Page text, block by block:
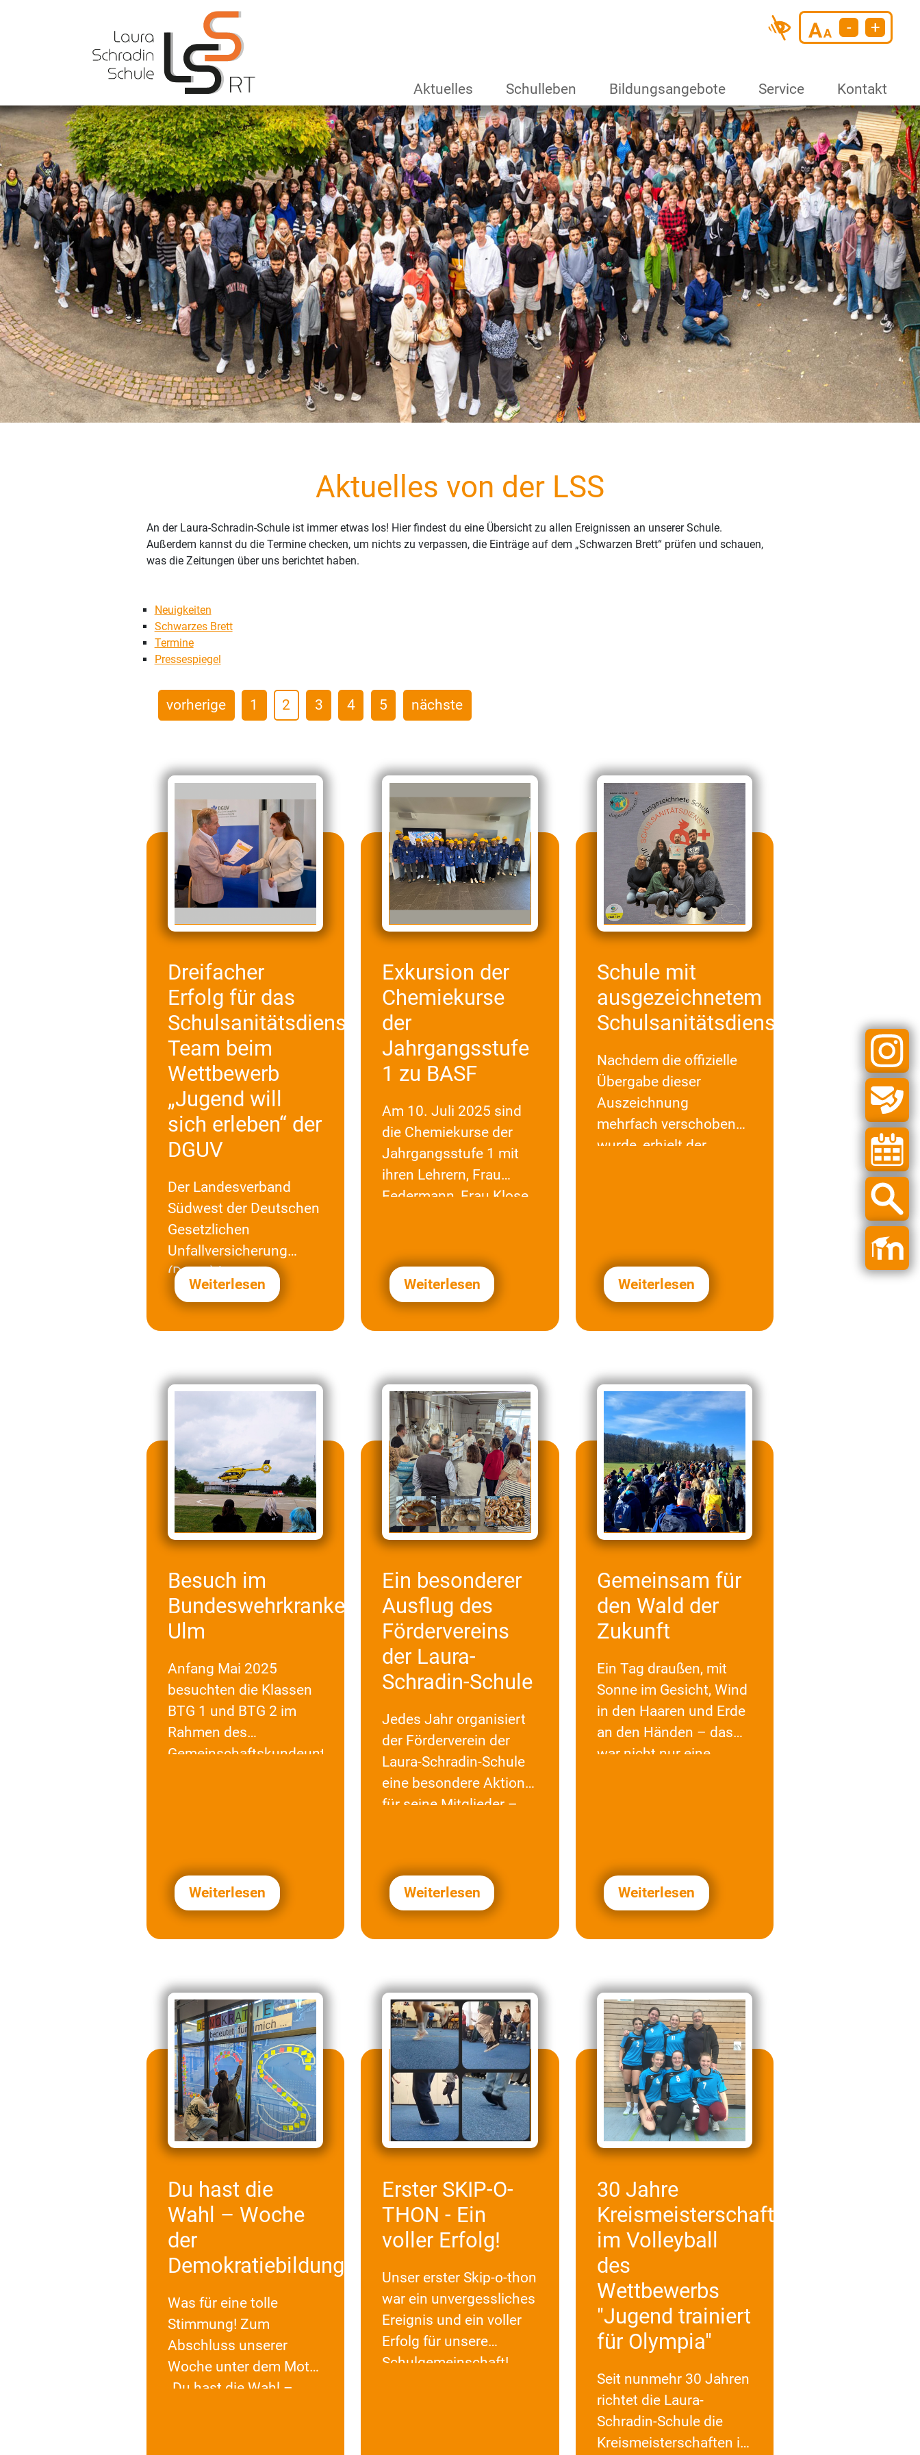
- +
Aktuelles Schulleben Bildungsangebote Service Kontakt
Previous Next
Aktuelles von der LSS
An der Laura-Schradin-Schule ist immer etwas los! Hier findest du eine Übersicht zu allen Ereignissen an unserer Schule.
Außerdem kannst du die Termine checken, um nichts zu verpassen, die Einträge auf dem „Schwarzen Brett“ prüfen und schauen,
was die Zeitungen über uns berichtet haben.
Neuigkeiten
Schwarzes Brett
Termine
Pressespiegel
vorherige 1 2 3 4 5 nächste
Dreifacher
Erfolg für das
Schulsanitätsdienst-
Team beim
Wettbewerb
„Jugend will
sich erleben“ der
DGUV
Der Landesverband
Südwest der Deutschen
Gesetzlichen
Unfallversicherung
(DGUV) hat seine
Gewinnerinnen und
Gewinner aus Baden-
Württemberg der…
Weiterlesen
Exkursion der
Chemiekurse
der
Jahrgangsstufe
1 zu BASF
Am 10. Juli 2025 sind
die Chemiekurse der
Jahrgangsstufe 1 mit
ihren Lehrern, Frau
Federmann, Frau Klose
zur…
Weiterlesen
Schule mit
ausgezeichnetem
Schulsanitätsdienst
Nachdem die offizielle
Übergabe dieser
Auszeichnung
mehrfach verschoben
wurde, erhielt der
Weiterlesen
Besuch im
Bundeswehrkrankenhaus
Ulm
Anfang Mai 2025
besuchten die Klassen
BTG 1 und BTG 2 im
Rahmen des
Gemeinschaftskundeunterrichts
Weiterlesen
Ein besonderer
Ausflug des
Fördervereins
der Laura-
Schradin-Schule
Jedes Jahr organisiert
der Förderverein der
Laura-Schradin-Schule
eine besondere Aktion
für seine Mitglieder –
Weiterlesen
Gemeinsam für
den Wald der
Zukunft
Ein Tag draußen, mit
Sonne im Gesicht, Wind
in den Haaren und Erde
an den Händen – das
war nicht nur eine
Weiterlesen
Du hast die
Wahl – Woche
der
Demokratiebildung
Was für eine tolle
Stimmung! Zum
Abschluss unserer
Woche unter dem Motto
„Du hast die Wahl –
Erster SKIP-O-
THON - Ein
voller Erfolg!
Unser erster Skip-o-thon
war ein unvergessliches
Ereignis und ein voller
Erfolg für unsere
Schulgemeinschaft!
30 Jahre
Kreismeisterschaften
im Volleyball
des
Wettbewerbs
"Jugend trainiert
für Olympia"
Seit nunmehr 30 Jahren
richtet die Laura-
Schradin-Schule die
Kreismeisterschaften im